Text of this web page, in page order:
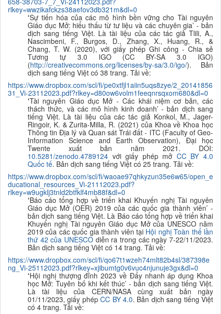
rlkey=wwzikafckzs38aefov3db321m&dl=0
‘Sự tiến hóa của các mô hình bền vững cho Tài nguyên
Giáo dục Mở: hiểu thấu từ tư liệu và các chuyên gia’ - bản
dịch sang tiếng Việt. Là tài liệu của các tác giảTlili, A.,
Nascimbeni, F., Burgos, D., Zhang, X., Huang, R., &
Chang, T. W. (2020), với giấy phép Ghi công - Chia sẻ
Tương tự 3.0 IGO (CC BY-SA 3.0 IGO)
(http://creativecommons.org/licenses/by-sa/3.0/igo/). Bản
dịch sang tiếng Việt có 38 trang. Tải về:
https://www.dropbox.com/scl/fi/pe0xtfjl1aiin5uqs8zye/2_20141856
31_Vi-23112023.pdf?rlkey=d80ow6volm1feeqnrsqxom680&dl=0
‘Tài nguyên Giáo dục Mở - Các khái niệm cơ bản, các
thách thức, và các mô hình kinh doanh’ - bản dịch sang
tiếng Việt. Là tài liệu của các tác giả Konkol, M., Jager-
Ringoir, K. & Zurita-Milla, R. (2021) của Khoa về Khoa học
Thông tin Địa lý và Quan sát Trái đất - ITC (Faculty of Geo-
Information Science and Earth Observation), Đại học
Twente xuất bản năm 2021. DOI:
10.5281/zenodo.4789124 với giấy phép mở CC BY 4.0
Quốc tế. Bản dịch sang tiếng Việt có 25 trang. Tải về:
https://www.dropbox.com/scl/fi/waoae97qhkyzun35e6w65/open_e
ducational_resources_Vi-21112023.pdf?
rlkey=w9ugklj3tnld2btfklf4mb88f&dl=0
‘Báo cáo tổng hợp về triển khai Khuyến nghị Tài nguyên
Giáo dục Mở (OER) 2019 của các quốc gia thành viên’ -
bản dịch sang tiếng Việt. Là Báo cáo tổng hợp về triển khai
Khuyến nghị Tài nguyên Giáo dục Mở của UNESCO năm
2019 của các quốc gia thành viên tại Hội nghị Toàn thể lần
thứ 42 của UNESCO diễn ra trong các ngày 7-22/11/2023.
Bản dịch sang tiếng Việt có 14 trang. Tải về:
https://www.dropbox.com/scl/fi/qo67t1wzeh74mlt82b4sl/387398e
ng_Vi-25112023.pdf?rlkey=xjibumtg0v6vuc4njunuje3gx&dl=0
‘Hội nghị thượng đỉnh 2023 về Đẩy nhanh áp dụng Khoa
học Mở: Tuyên bố khi kết thúc’ - bản dịch sang tiếng Việt.
Là tài liệu của CERN/NASA cùng xuất bản ngày
01/11/2023, giấy phépCC BY 4.0. Bản dịch sang tiếng Việt
có 4 trang. Tải về: